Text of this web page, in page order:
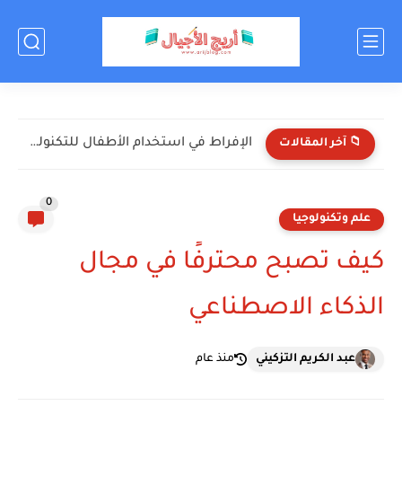
📁 آخر المقالات الإفراط في استخدام الأطفال للتكنولوجيا: الأضرار والحلول
علم وتكنولوجيا
0
كيف تصبح محترفًا في مجال
الذكاء الاصطناعي
عبد الكريم التزكيني منذ عام